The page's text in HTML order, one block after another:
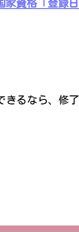
家資格「登録日
きるなら、修了